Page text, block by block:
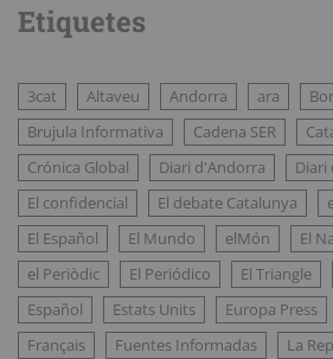
Etiquetes
3cat Altaveu Andorra ara
Brujula Informativa
Cadena SER
Crónica Global
Diari d'Andorra
Diari
El confidencial
El debate Catalunya
El Español
El Mundo elMón El
el Periòdic
El Periódico El Triangle
Español
Estats Units Europa Press
Français
Fuentes Informadas La